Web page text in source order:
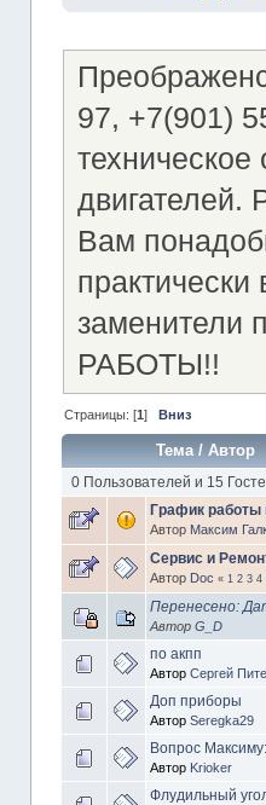
97, +7(901)
двигателей.
Вам
РАБОТЫ!!
Страницы: [1] Вниз
Тема/ Автор
0 Пользователей и 15
График работы
Автор Максим
Сервис и
Автор Doc « 1 2 3 4
Перенесено:
Автор G_D
по акпп
Автор Сергей
Доп приборы
Автор Seregka29
Вопрос
Автор Krioker
Флудильный